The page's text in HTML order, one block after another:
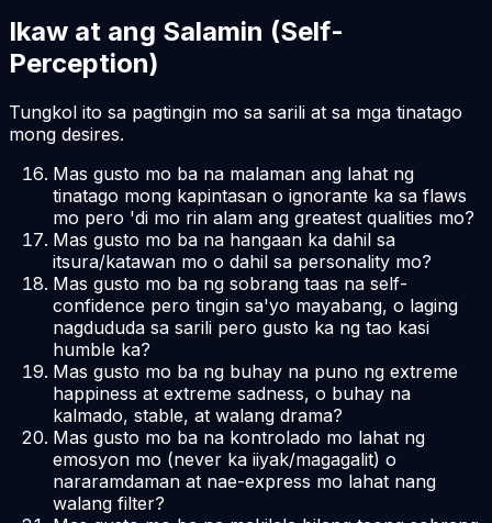
Ikaw at ang Salamin (Self-
Perception)
Tungkol ito sa pagtingin mo sa sarili at sa mga tinatago
mong desires.
Mas gusto mo ba na malaman ang lahat ng
tinatago mong kapintasan o ignorante ka sa flaws
mo pero 'di mo rin alam ang greatest qualities mo?
Mas gusto mo ba na hangaan ka dahil sa
itsura/katawan mo o dahil sa personality mo?
Mas gusto mo ba ng sobrang taas na self-
confidence pero tingin sa'yo mayabang, o laging
nagdududa sa sarili pero gusto ka ng tao kasi
humble ka?
Mas gusto mo ba ng buhay na puno ng extreme
happiness at extreme sadness, o buhay na
kalmado, stable, at walang drama?
Mas gusto mo ba na kontrolado mo lahat ng
emosyon mo (never ka iiyak/magagalit) o
nararamdaman at nae-express mo lahat nang
walang filter?